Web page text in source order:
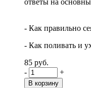
ответы на
- Как правильно
- Как поливать и
85 руб.
-
+